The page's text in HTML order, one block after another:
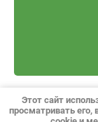
© 2026 Begemot
Политика
Этот сайт
просматривать его,